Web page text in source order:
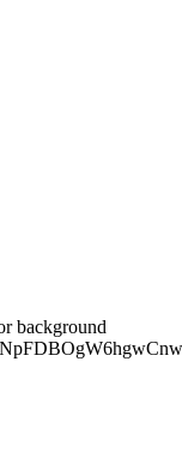
background